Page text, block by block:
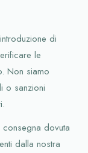
di
le
Non siamo
o sanzioni
dovuta
dalla nostra